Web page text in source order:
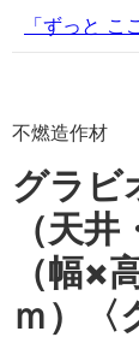
「ずっと
不燃造作材
グラ
（天
（幅×
ｍ）〈